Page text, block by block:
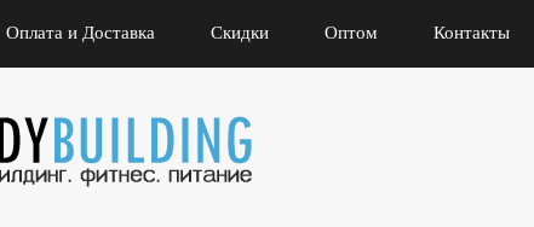
Оплата и Доставка Скидки Оптом Контакты